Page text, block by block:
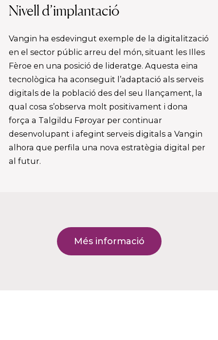
Nivell d’implantació
Vangin ha esdevingut exemple de la digitalització
en el sector públic arreu del món, situant les Illes
Fèroe en una posició de lideratge. Aquesta eina
tecnològica ha aconseguit l’adaptació als serveis
digitals de la població des del seu llançament, la
qual cosa s’observa molt positivament i dona
força a Talgildu Føroyar per continuar
desenvolupant i afegint serveis digitals a Vangin
alhora que perfila una nova estratègia digital per
al futur.
Més informació